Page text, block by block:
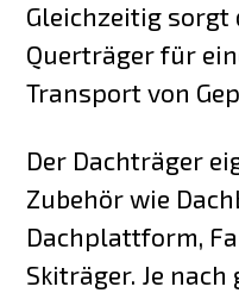
Gleichzeitig sorgt
Querträger für
Transport von
Der Dachträger
Zubehör wie
Dachplattform,
Skiträger. Je